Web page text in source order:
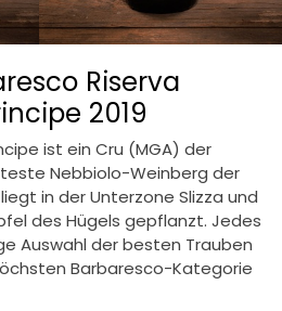
Riserva
2019
ist ein Cru (MGA) der
Nebbiolo-Weinberg der
in der Unterzone Slizza und
des Hügels gepflanzt. Jedes
Auswahl der besten Trauben
Barbaresco-Kategorie